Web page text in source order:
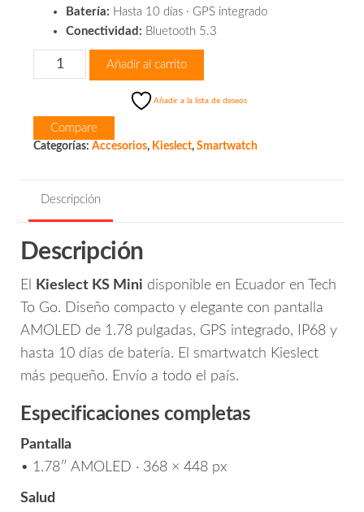
Batería: Hasta 10 días · GPS integrado
Conectividad: Bluetooth 5.3
Kieslect
KS
cantidad
Añadir al carrito
Añadir a la lista de deseos
Compare
Categorías: Accesorios, Kieslect, Smartwatch
Descripción
Descripción
El Kieslect KS Mini disponible en Ecuador en Tech
To Go. Diseño compacto y elegante con pantalla
AMOLED de 1.78 pulgadas, GPS integrado, IP68 y
hasta 10 días de batería. El smartwatch Kieslect
más pequeño. Envío a todo el país.
Especificaciones completas
Pantalla
• 1.78″ AMOLED · 368 × 448 px
Salud